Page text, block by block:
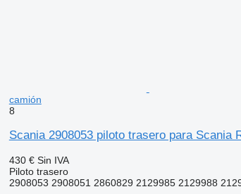
camión
8
Scania 2908053 piloto trasero para Scania
430 € Sin IVA
Piloto trasero
2908053 2908051 2860829 2129985 2129988